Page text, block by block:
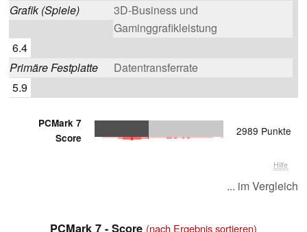
Grafik (Spiele)
3D-Business und
Gaminggrafikleistung
6.4
Primäre Festplatte
Datentransferrate
5.9
PCMark 7
Score
2989 Punkte
Hilfe
... im Vergleich
PCMark 7 - Score (nach Ergebnis sortieren)